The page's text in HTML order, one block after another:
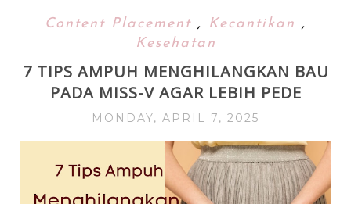
Content Placement , Kecantikan ,
Kesehatan
7 TIPS AMPUH MENGHILANGKAN BAU
PADA MISS-V AGAR LEBIH PEDE
MONDAY, APRIL 7, 2025